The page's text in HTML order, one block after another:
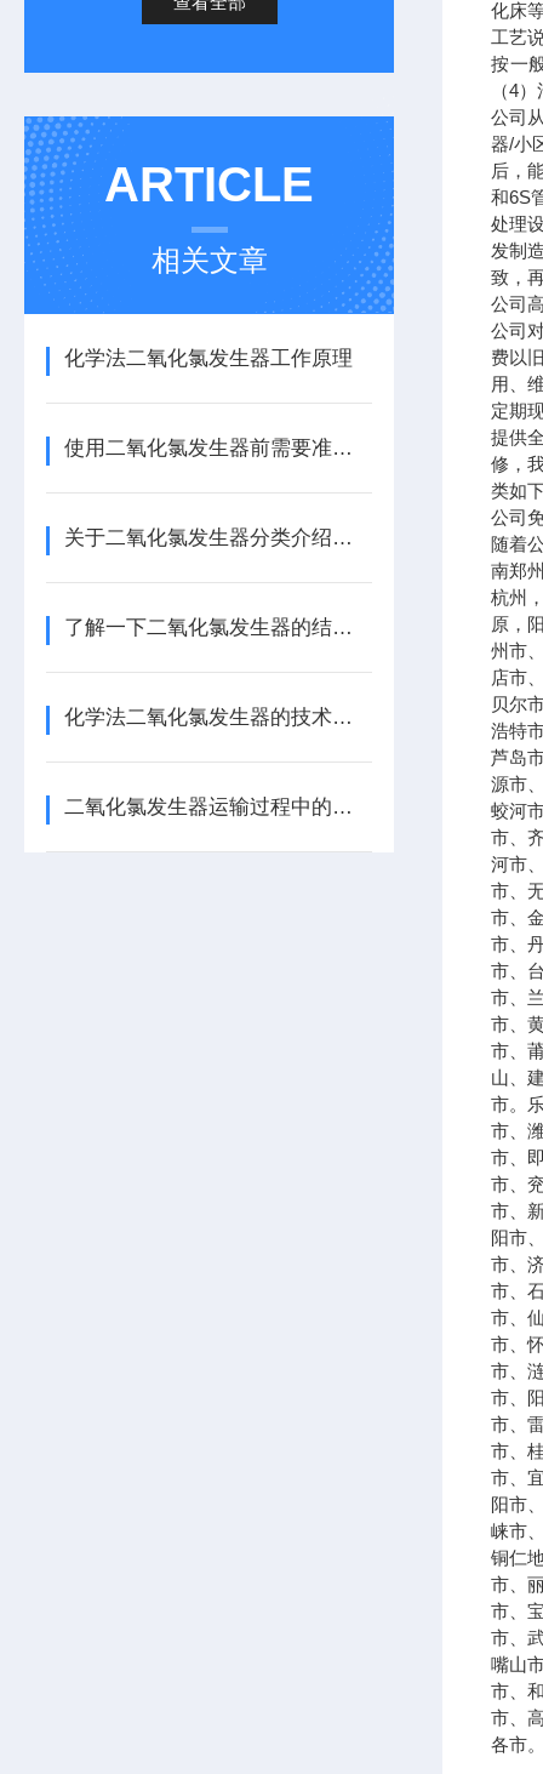
ARTICLE
相关文章
化学法二氧化氯发生器工作原理
使用二氧化氯发生器前需要准备些什么？
关于二氧化氯发生器分类介绍，还不快来看看
了解一下二氧化氯发生器的结构功能及原理
化学法二氧化氯发生器的技术要求
二氧化氯发生器运输过程中的注意事项
化床
工艺
按一
（4）
公司
器/小
后，
和6S
处理
发制
致，
公司
公司
费以
用、
定期
提供
修，
类如
公司
随着
南郑
杭州
原，
州市
店市
贝尔
浩特
芦岛
源市
蛟河
市、
河市
市、
市、
市、
市、
市、
市、
市、
山、
市。
市、
市、
市、
市、
阳市
市、
市、
市、
市、
市、
市、
市、
市、
市、
阳市
崃市
铜仁
市、
市、
市、
嘴山
市、
市、
各市